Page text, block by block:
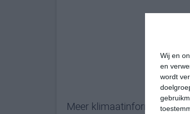
Wij en
en
wordt
Meer klimaatinformatie